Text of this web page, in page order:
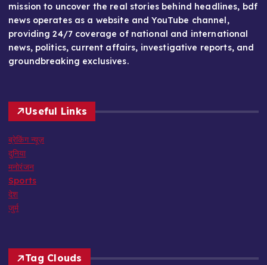
mission to uncover the real stories behind headlines, bdf
news operates as a website and YouTube channel,
providing 24/7 coverage of national and international
news, politics, current affairs, investigative reports, and
groundbreaking exclusives.
Useful Links
ब्रेकिंग न्यूज़
दुनिया
मनोरंजन
Sports
देश
जुर्म
Tag Clouds